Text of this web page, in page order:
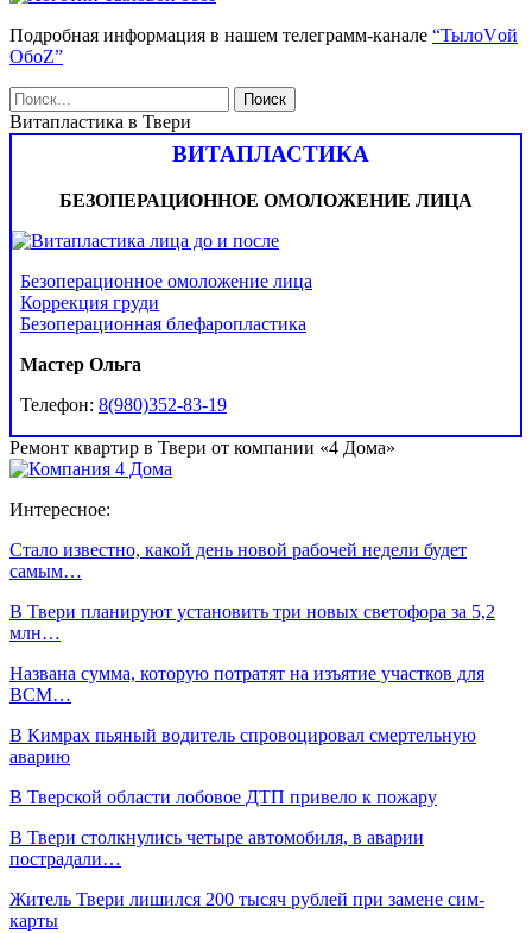
Подробная информация в нашем телеграмм-канале “ТылоVой
ОбоZ”
Витапластика в Твери
ВИТАПЛАСТИКА
БЕЗОПЕРАЦИОННОЕ ОМОЛОЖЕНИЕ ЛИЦА
Безоперационное омоложение лица
Коррекция груди
Безоперационная блефаропластика
Мастер Ольга
Телефон: 8(980)352-83-19
Ремонт квартир в Твери от компании «4 Дома»
Интересное:
Стало известно, какой день новой рабочей недели будет
самым…
В Твери планируют установить три новых светофора за 5,2
млн…
Названа сумма, которую потратят на изъятие участков для
ВСМ…
В Кимрах пьяный водитель спровоцировал смертельную
аварию
В Тверской области лобовое ДТП привело к пожару
В Твери столкнулись четыре автомобиля, в аварии
пострадали…
Житель Твери лишился 200 тысяч рублей при замене сим-
карты